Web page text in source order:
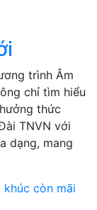
trình Âm
chỉ tìm hiểu
thức
TNVN với
dạng, mang